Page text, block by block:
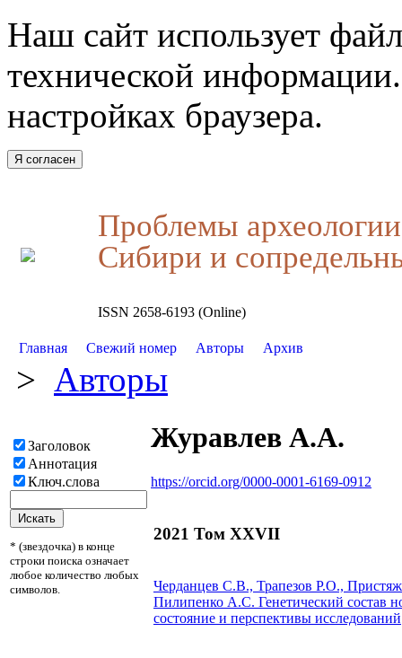
Наш сайт использует
технической
настройках браузера.
Я согласен
Проблемы
Сибири и
ISSN 2658-6193 (Online)
Главная Свежий номер Авторы Архив
> Авторы
Заголовок
Аннотация
Ключ.слова
* (звездочка) в конце
строки поиска означает
любое количество любых
символов.
Журавлев А.А.
https://orcid.org/0000-0001-6169-0912
2021 Том XXVII
Черданцев С.В., Трапезов P.O.,
Пилипенко A.C. Генетический состав
состояние и перспективы исследований